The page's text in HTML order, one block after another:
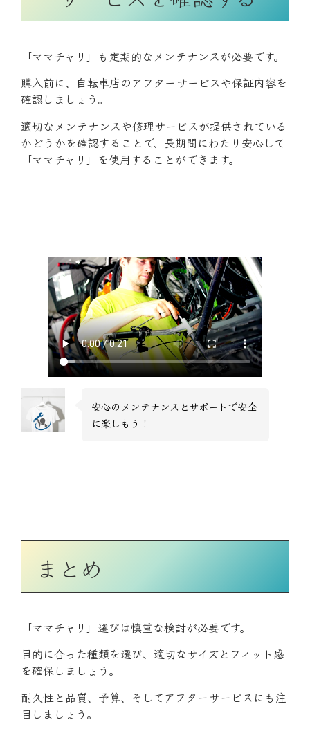
「ママチャリ」も定期的なメンテナンスが必要です。
購入前に、自転車店のアフターサービスや保証内容を
確認しましょう。
適切なメンテナンスや修理サービスが提供されている
かどうかを確認することで、長期間にわたり安心して
「ママチャリ」を使用することができます。
安心のメンテナンスとサポートで安全
に楽しもう！
まとめ
「ママチャリ」選びは慎重な検討が必要です。
目的に合った種類を選び、適切なサイズとフィット感
を確保しましょう。
耐久性と品質、予算、そしてアフターサービスにも注
目しましょう。